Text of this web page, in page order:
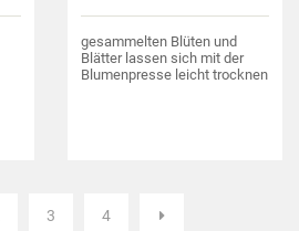
gesammelten Blüten und
Blätter lassen sich mit der
Blumenpresse leicht trocknen
3 4